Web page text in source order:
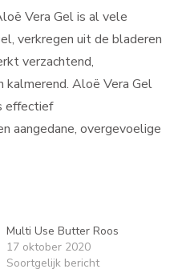
Vera Gel is al vele
verkregen uit de bladeren
verzachtend,
kalmerend. Aloë Vera Gel
effectief
aangedane, overgevoelige
Multi Use Butter Roos
17 oktober 2020
Soortgelijk bericht